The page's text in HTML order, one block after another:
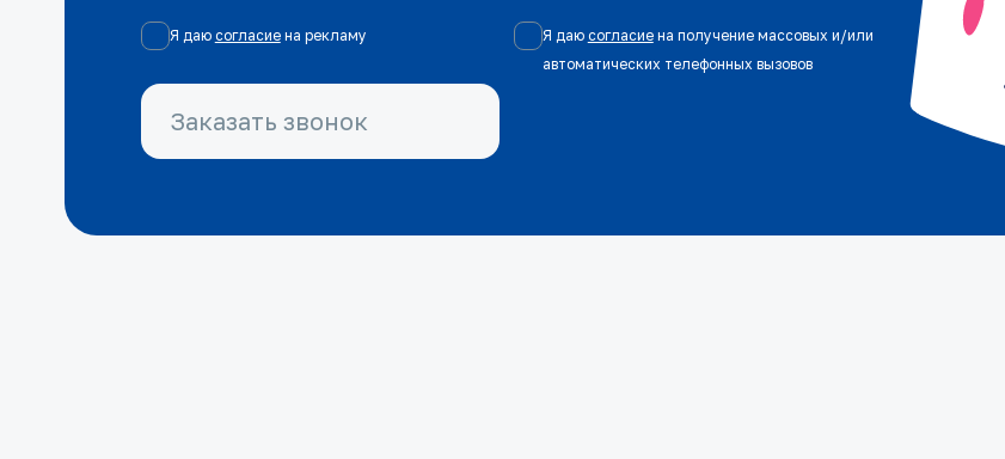
Я даю согласие на рекламу Я даю согласие на получение массовых и/или
автоматических телефонных вызовов
Заказать звонок